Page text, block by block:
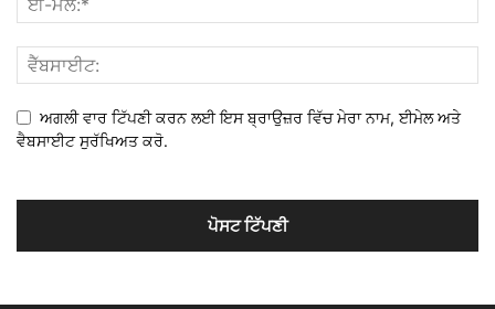
ਅਗਲੀ ਵਾਰ ਟਿੱਪਣੀ ਕਰਨ ਲਈ ਇਸ ਬ੍ਰਾਉਜ਼ਰ ਵਿੱਚ ਮੇਰਾ ਨਾਮ, ਈਮੇਲ ਅਤੇ
ਵੈਬਸਾਈਟ ਸੁਰੱਖਿਅਤ ਕਰੋ.